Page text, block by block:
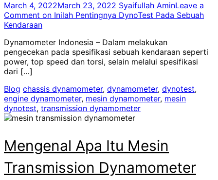
March 4, 2022March 23, 2022 Syaifullah AminLeave a
Comment on Inilah Pentingnya DynoTest Pada Sebuah
Kendaraan
Dynamometer Indonesia – Dalam melakukan
pengecekan pada spesifikasi sebuah kendaraan seperti
power, top speed dan torsi, selain melalui spesifikasi
dari […]
Blog chassis dynamometer, dynamometer, dynotest,
engine dynamometer, mesin dynamometer, mesin
dynotest, transmission dynamometer
Mengenal Apa Itu Mesin
Transmission Dynamometer